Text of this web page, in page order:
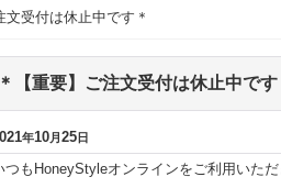
文受付は休止中です＊
＊【重要】ご注文受付は休止中です
年10月25日
つもHoneyStyleオンラインをご利用いただ